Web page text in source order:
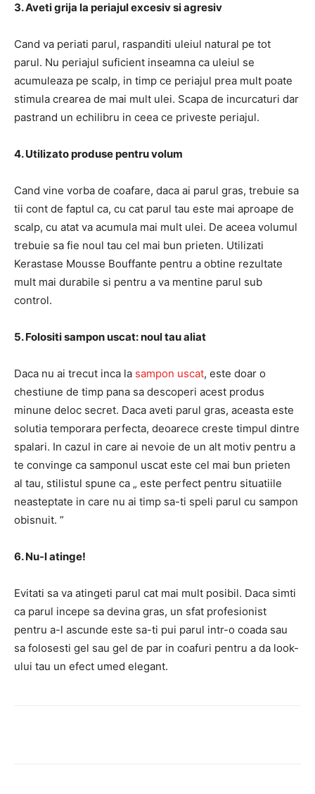
3. Aveti grija la periajul excesiv si agresiv
Cand va periati parul, raspanditi uleiul natural pe tot
parul. Nu periajul suficient inseamna ca uleiul se
acumuleaza pe scalp, in timp ce periajul prea mult poate
stimula crearea de mai mult ulei. Scapa de incurcaturi dar
pastrand un echilibru in ceea ce priveste periajul.
4. Utilizato produse pentru volum
Cand vine vorba de coafare, daca ai parul gras, trebuie sa
tii cont de faptul ca, cu cat parul tau este mai aproape de
scalp, cu atat va acumula mai mult ulei. De aceea volumul
trebuie sa fie noul tau cel mai bun prieten. Utilizati
Kerastase Mousse Bouffante pentru a obtine rezultate
mult mai durabile si pentru a va mentine parul sub
control.
5. Folositi sampon uscat: noul tau aliat
Daca nu ai trecut inca la sampon uscat, este doar o
chestiune de timp pana sa descoperi acest produs
minune deloc secret. Daca aveti parul gras, aceasta este
solutia temporara perfecta, deoarece creste timpul dintre
spalari. In cazul in care ai nevoie de un alt motiv pentru a
te convinge ca samponul uscat este cel mai bun prieten
al tau, stilistul spune ca „ este perfect pentru situatiile
neasteptate in care nu ai timp sa-ti speli parul cu sampon
obisnuit. ”
6. Nu-l atinge!
Evitati sa va atingeti parul cat mai mult posibil. Daca simti
ca parul incepe sa devina gras, un sfat profesionist
pentru a-l ascunde este sa-ti pui parul intr-o coada sau
sa folosesti gel sau gel de par in coafuri pentru a da look-
ului tau un efect umed elegant.